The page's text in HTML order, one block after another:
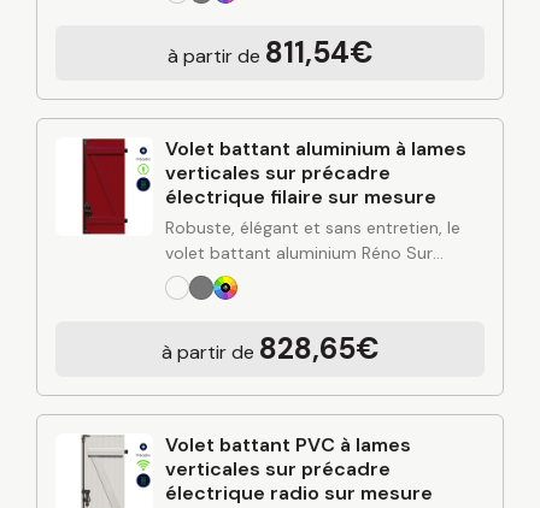
performance thermique et esthétique
l’expertise industrielle de C2R et posé…
à partir de 811,54€
Volet battant aluminium à lames
verticales sur précadre
électrique filaire sur mesure
Robuste, élégant et sans entretien, le
volet battant aluminium Réno Sur
Mesure apporte une solution durable
pour protéger et valoriser votre
rigidité de l’aluminium et finitions…
à partir de 828,65€
Volet battant PVC à lames
verticales sur précadre
électrique radio sur mesure